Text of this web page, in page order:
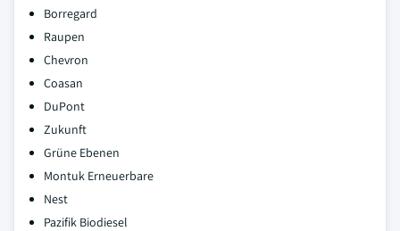
Borregard
Raupen
Chevron
Coasan
DuPont
Zukunft
Grüne Ebenen
Montuk Erneuerbare
Nest
Pazifik Biodiesel